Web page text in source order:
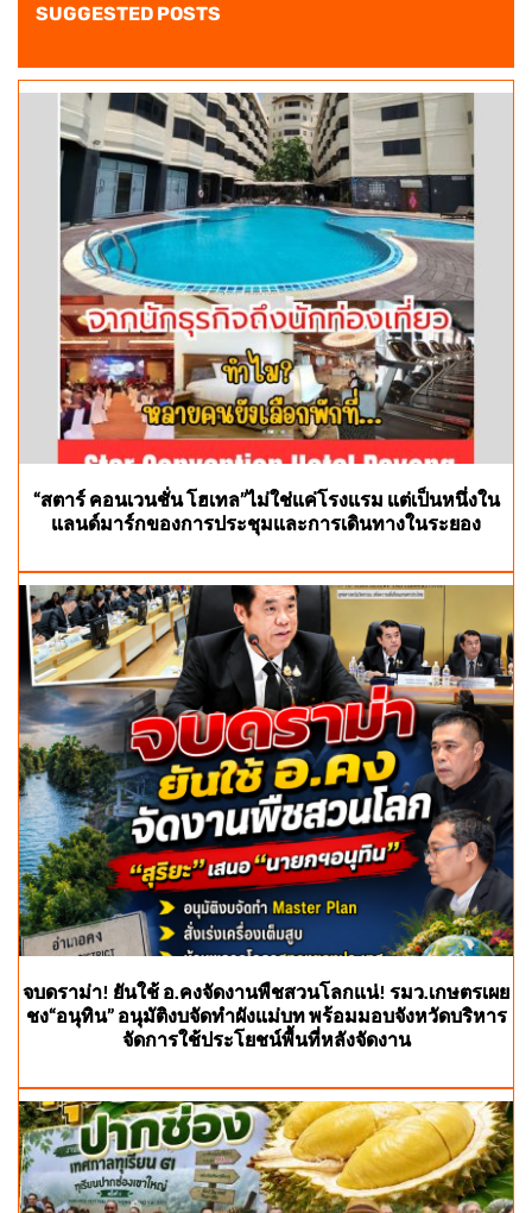
SUGGESTED POSTS
“สตาร์ คอนเวนชั่น โฮเทล”ไม่ใช่แค่โรงแรม แต่เป็นหนึ่งใน
แลนด์มาร์กของการประชุมและการเดินทางในระยอง
จบดราม่า! ยันใช้ อ.คงจัดงานพืชสวนโลกแน่! รมว.เกษตรเผย
ชง“อนุทิน” อนุมัติงบจัดทำผังแม่บท พร้อมมอบจังหวัดบริหาร
จัดการใช้ประโยชน์พื้นที่หลังจัดงาน